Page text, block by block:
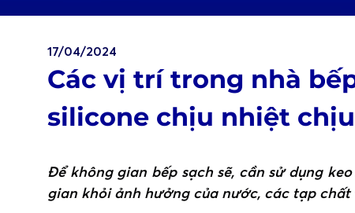
17/04/2024
Các vị trí trong nhà
silicone chịu nhiệt
Để không gian bếp sạch sẽ, cần sử dụng
gian khỏi ảnh hưởng của nước, các tạp